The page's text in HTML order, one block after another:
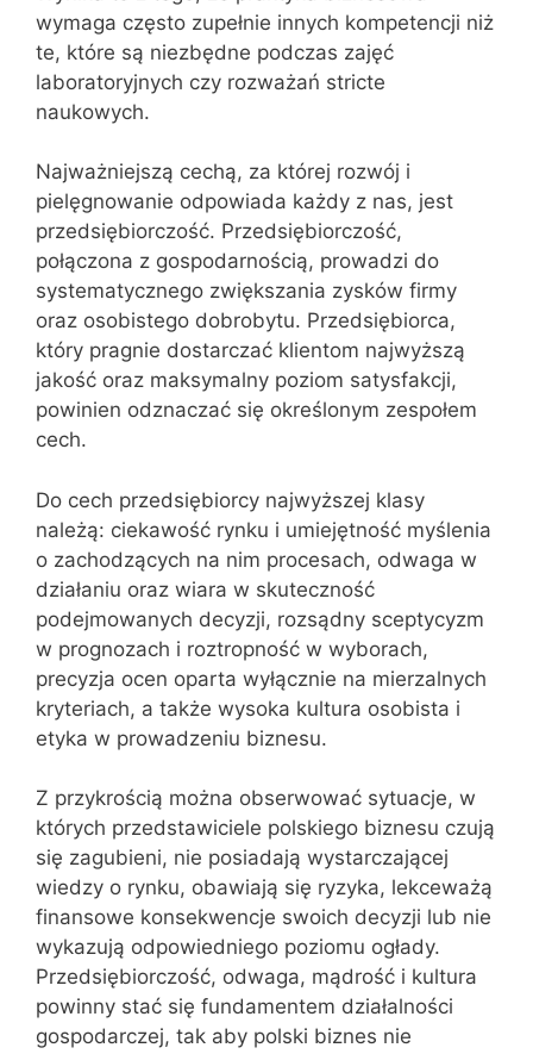
wymaga często zupełnie innych kompetencji niż
te, które są niezbędne podczas zajęć
laboratoryjnych czy rozważań stricte
naukowych.
Najważniejszą cechą, za której rozwój i
pielęgnowanie odpowiada każdy z nas, jest
przedsiębiorczość. Przedsiębiorczość,
połączona z gospodarnością, prowadzi do
systematycznego zwiększania zysków firmy
oraz osobistego dobrobytu. Przedsiębiorca,
który pragnie dostarczać klientom najwyższą
jakość oraz maksymalny poziom satysfakcji,
powinien odznaczać się określonym zespołem
cech.
Do cech przedsiębiorcy najwyższej klasy
należą: ciekawość rynku i umiejętność myślenia
o zachodzących na nim procesach, odwaga w
działaniu oraz wiara w skuteczność
podejmowanych decyzji, rozsądny sceptycyzm
w prognozach i roztropność w wyborach,
precyzja ocen oparta wyłącznie na mierzalnych
kryteriach, a także wysoka kultura osobista i
etyka w prowadzeniu biznesu.
Z przykrością można obserwować sytuacje, w
których przedstawiciele polskiego biznesu czują
się zagubieni, nie posiadają wystarczającej
wiedzy o rynku, obawiają się ryzyka, lekceważą
finansowe konsekwencje swoich decyzji lub nie
wykazują odpowiedniego poziomu ogłady.
Przedsiębiorczość, odwaga, mądrość i kultura
powinny stać się fundamentem działalności
gospodarczej, tak aby polski biznes nie